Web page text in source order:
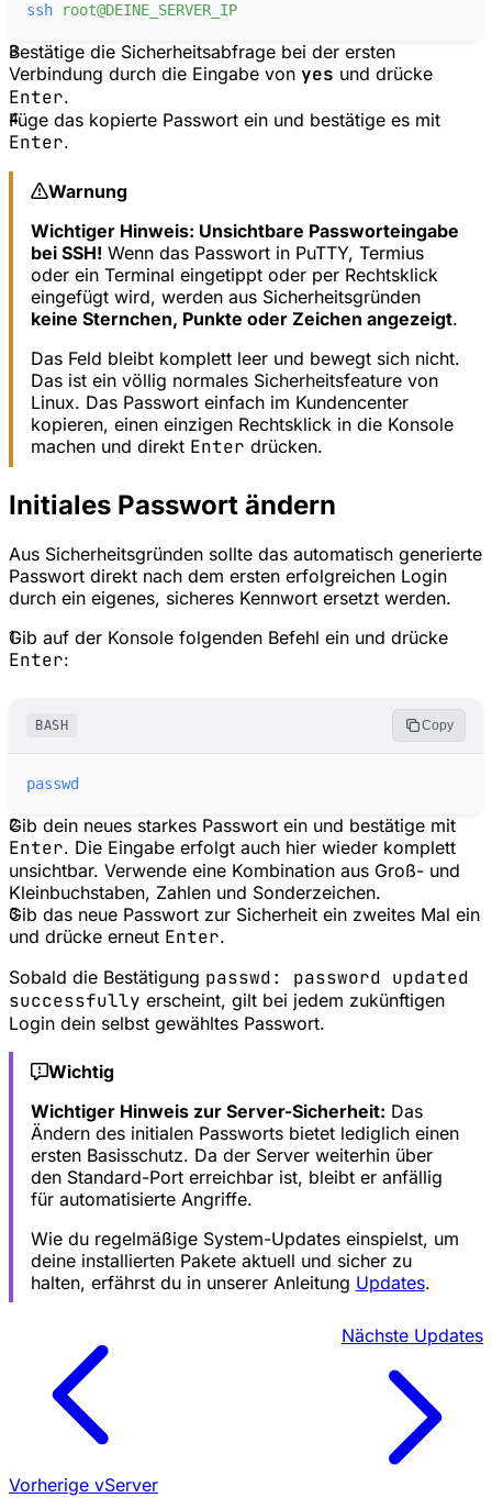
ssh root@DEINE_SERVER_IP
3
Bestätige die Sicherheitsabfrage bei der ersten
Verbindung durch die Eingabe von yes und drücke
Enter.
4
Füge das kopierte Passwort ein und bestätige es mit
Enter.
Warnung
Wichtiger Hinweis: Unsichtbare Passworteingabe
bei SSH! Wenn das Passwort in PuTTY, Termius
oder ein Terminal eingetippt oder per Rechtsklick
eingefügt wird, werden aus Sicherheitsgründen
keine Sternchen, Punkte oder Zeichen angezeigt.
Das Feld bleibt komplett leer und bewegt sich nicht.
Das ist ein völlig normales Sicherheitsfeature von
Linux. Das Passwort einfach im Kundencenter
kopieren, einen einzigen Rechtsklick in die Konsole
machen und direkt Enter drücken.
Initiales Passwort ändern
Aus Sicherheitsgründen sollte das automatisch generierte
Passwort direkt nach dem ersten erfolgreichen Login
durch ein eigenes, sicheres Kennwort ersetzt werden.
1
Gib auf der Konsole folgenden Befehl ein und drücke
Enter:
BASH Copy
passwd
2
Gib dein neues starkes Passwort ein und bestätige mit
Enter. Die Eingabe erfolgt auch hier wieder komplett
unsichtbar. Verwende eine Kombination aus Groß- und
Kleinbuchstaben, Zahlen und Sonderzeichen.
3
Gib das neue Passwort zur Sicherheit ein zweites Mal ein
und drücke erneut Enter.
Sobald die Bestätigung passwd: password updated
successfully erscheint, gilt bei jedem zukünftigen
Login dein selbst gewähltes Passwort.
Wichtig
Wichtiger Hinweis zur Server-Sicherheit: Das
Ändern des initialen Passworts bietet lediglich einen
ersten Basisschutz. Da der Server weiterhin über
den Standard-Port erreichbar ist, bleibt er anfällig
für automatisierte Angriffe.
Wie du regelmäßige System-Updates einspielst, um
deine installierten Pakete aktuell und sicher zu
halten, erfährst du in unserer Anleitung Updates.
Vorherige vServer
Nächste Updates